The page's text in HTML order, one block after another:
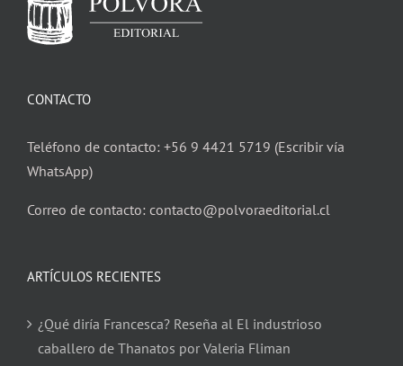
CONTACTO
Teléfono de contacto: +56 9 4421 5719 (Escribir vía
WhatsApp)
Correo de contacto: contacto@polvoraeditorial.cl
ARTÍCULOS RECIENTES
¿Qué diría Francesca? Reseña al El industrioso
caballero de Thanatos por Valeria Fliman